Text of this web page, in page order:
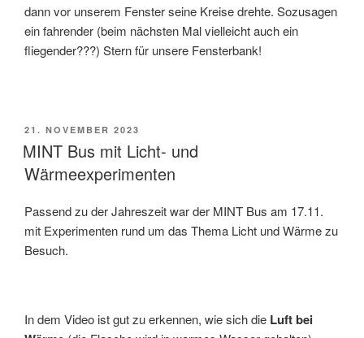
dann vor unserem Fenster seine Kreise drehte. Sozusagen
ein fahrender (beim nächsten Mal vielleicht auch ein
fliegender???) Stern für unsere Fensterbank!
VERÖFFENTLICHT
AM
21. NOVEMBER 2023
MINT Bus mit Licht- und
Wärmeexperimenten
Passend zu der Jahreszeit war der MINT Bus am 17.11.
mit Experimenten rund um das Thema Licht und Wärme zu
Besuch.
In dem Video ist gut zu erkennen, wie sich die Luft bei